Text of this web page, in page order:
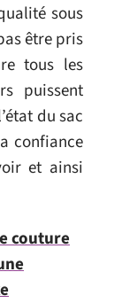
sous
être pris
tous les
puissent
du sac
confiance
et ainsi
couture